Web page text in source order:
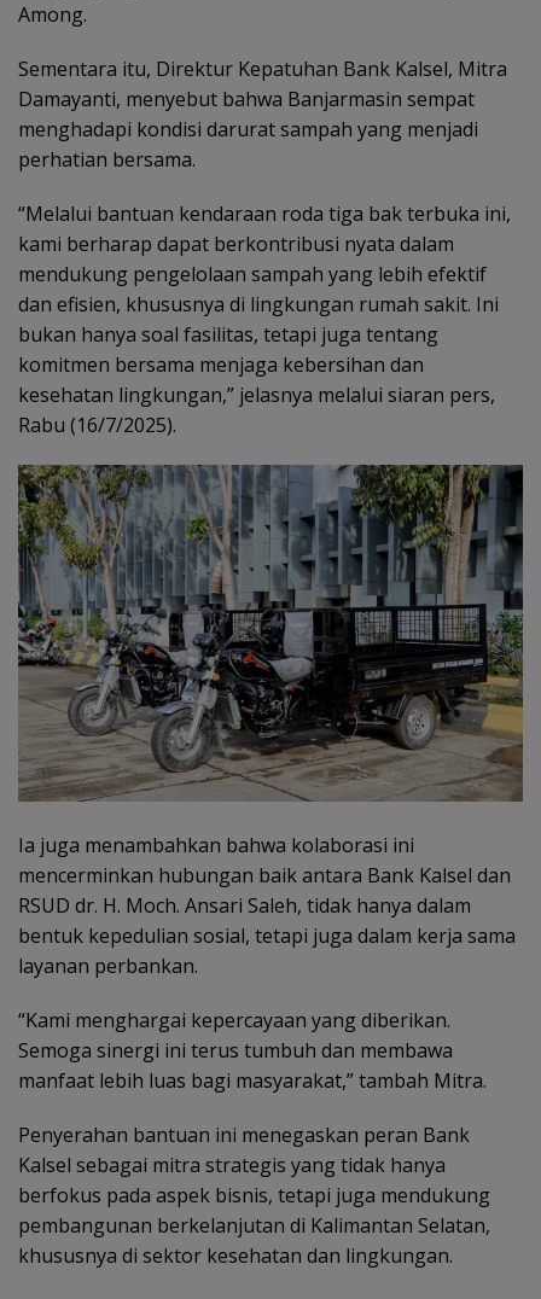
Among.
Sementara itu, Direktur Kepatuhan Bank Kalsel, Mitra
Damayanti, menyebut bahwa Banjarmasin sempat
menghadapi kondisi darurat sampah yang menjadi
perhatian bersama.
“Melalui bantuan kendaraan roda tiga bak terbuka ini,
kami berharap dapat berkontribusi nyata dalam
mendukung pengelolaan sampah yang lebih efektif
dan efisien, khususnya di lingkungan rumah sakit. Ini
bukan hanya soal fasilitas, tetapi juga tentang
komitmen bersama menjaga kebersihan dan
kesehatan lingkungan,” jelasnya melalui siaran pers,
Rabu (16/7/2025).
Ia juga menambahkan bahwa kolaborasi ini
mencerminkan hubungan baik antara Bank Kalsel dan
RSUD dr. H. Moch. Ansari Saleh, tidak hanya dalam
bentuk kepedulian sosial, tetapi juga dalam kerja sama
layanan perbankan.
“Kami menghargai kepercayaan yang diberikan.
Semoga sinergi ini terus tumbuh dan membawa
manfaat lebih luas bagi masyarakat,” tambah Mitra.
Penyerahan bantuan ini menegaskan peran Bank
Kalsel sebagai mitra strategis yang tidak hanya
berfokus pada aspek bisnis, tetapi juga mendukung
pembangunan berkelanjutan di Kalimantan Selatan,
khususnya di sektor kesehatan dan lingkungan.